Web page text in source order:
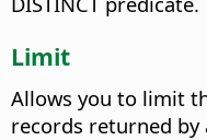
Limit
Allows you to limit
records returned by